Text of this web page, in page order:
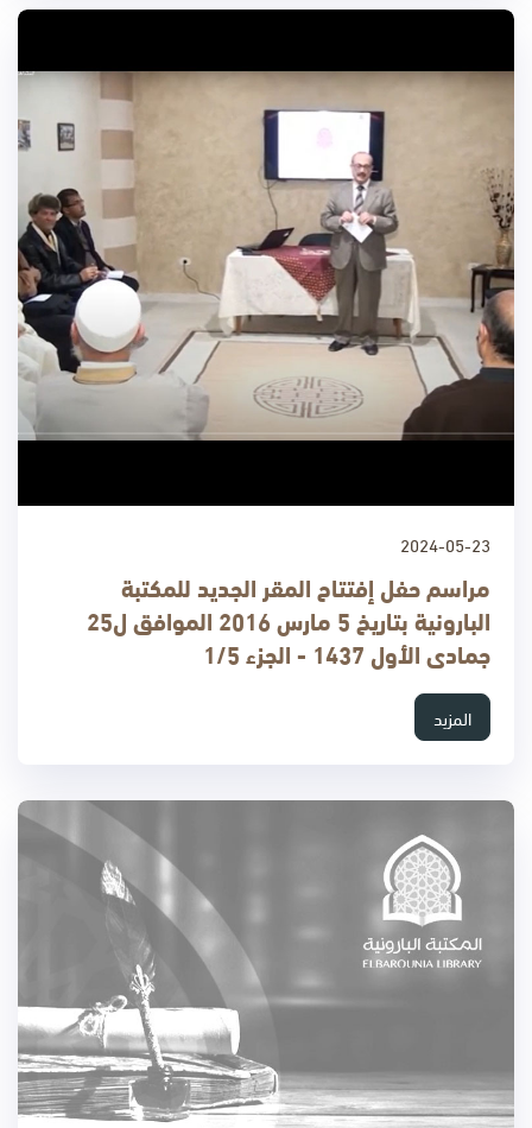
2024-05-23
مراسم حفل إفتتاح المقر الجديد للمكتبة
البارونية بتاريخ 5 مارس 2016 الموافق ل25
جمادى الأول 1437 - الجزء 1/5
المزيد